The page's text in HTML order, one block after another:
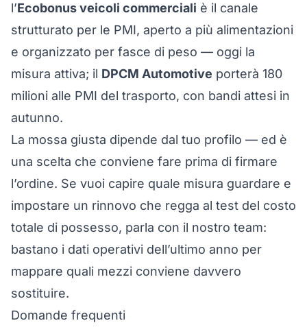
l’Ecobonus veicoli commerciali è il canale
strutturato per le PMI, aperto a più alimentazioni
e organizzato per fasce di peso — oggi la
misura attiva; il DPCM Automotive porterà 180
milioni alle PMI del trasporto, con bandi attesi in
autunno.
La mossa giusta dipende dal tuo profilo — ed è
una scelta che conviene fare prima di firmare
l’ordine. Se vuoi capire quale misura guardare e
impostare un rinnovo che regga al test del costo
totale di possesso, parla con il nostro team:
bastano i dati operativi dell’ultimo anno per
mappare quali mezzi conviene davvero
sostituire.
Domande frequenti